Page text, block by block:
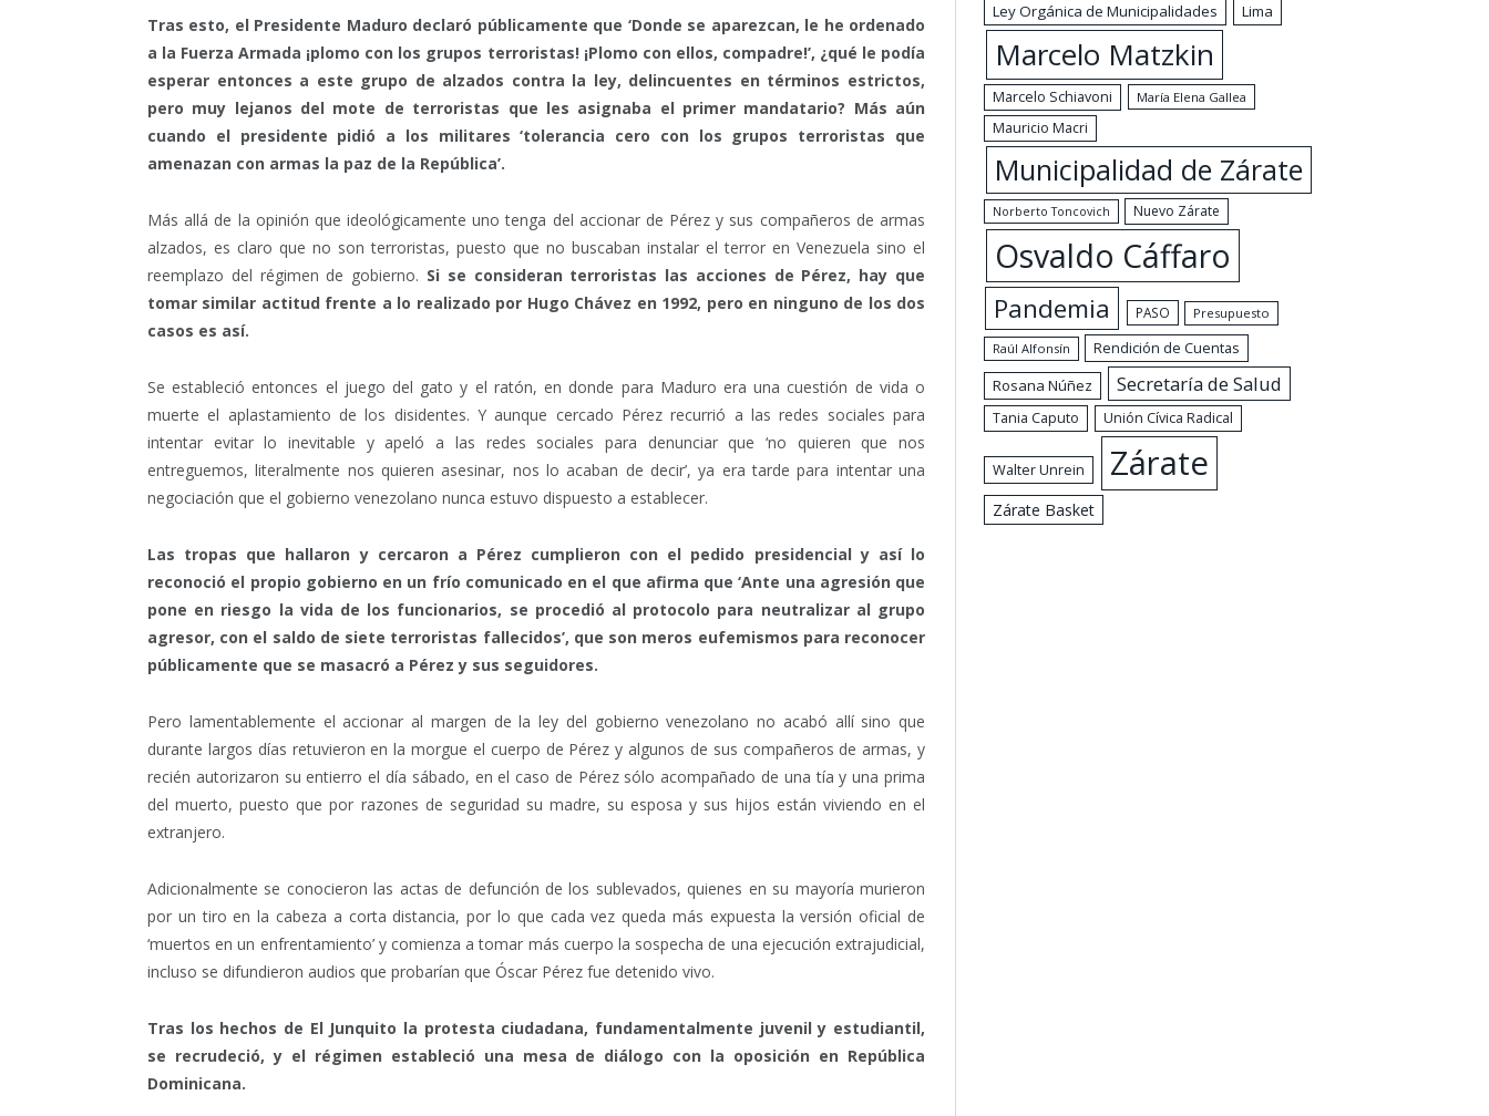
Tras esto, el Presidente Maduro declaró públicamente que ‘Donde se aparezcan, le he ordenado
a la Fuerza Armada ¡plomo con los grupos terroristas! ¡Plomo con ellos, compadre!’, ¿qué le podía
esperar entonces a este grupo de alzados contra la ley, delincuentes en términos estrictos,
pero muy lejanos del mote de terroristas que les asignaba el primer mandatario? Más aún
cuando el presidente pidió a los militares ‘tolerancia cero con los grupos terroristas que
amenazan con armas la paz de la República’.
Más allá de la opinión que ideológicamente uno tenga del accionar de Pérez y sus compañeros de armas
alzados, es claro que no son terroristas, puesto que no buscaban instalar el terror en Venezuela sino el
reemplazo del régimen de gobierno. Si se consideran terroristas las acciones de Pérez, hay que
tomar similar actitud frente a lo realizado por Hugo Chávez en 1992, pero en ninguno de los dos
casos es así.
Se estableció entonces el juego del gato y el ratón, en donde para Maduro era una cuestión de vida o
muerte el aplastamiento de los disidentes. Y aunque cercado Pérez recurrió a las redes sociales para
intentar evitar lo inevitable y apeló a las redes sociales para denunciar que ‘no quieren que nos
entreguemos, literalmente nos quieren asesinar, nos lo acaban de decir’, ya era tarde para intentar una
negociación que el gobierno venezolano nunca estuvo dispuesto a establecer.
Las tropas que hallaron y cercaron a Pérez cumplieron con el pedido presidencial y así lo
reconoció el propio gobierno en un frío comunicado en el que afirma que ‘Ante una agresión que
pone en riesgo la vida de los funcionarios, se procedió al protocolo para neutralizar al grupo
agresor, con el saldo de siete terroristas fallecidos’, que son meros eufemismos para reconocer
públicamente que se masacró a Pérez y sus seguidores.
Pero lamentablemente el accionar al margen de la ley del gobierno venezolano no acabó allí sino que
durante largos días retuvieron en la morgue el cuerpo de Pérez y algunos de sus compañeros de armas, y
recién autorizaron su entierro el día sábado, en el caso de Pérez sólo acompañado de una tía y una prima
del muerto, puesto que por razones de seguridad su madre, su esposa y sus hijos están viviendo en el
extranjero.
Adicionalmente se conocieron las actas de defunción de los sublevados, quienes en su mayoría murieron
por un tiro en la cabeza a corta distancia, por lo que cada vez queda más expuesta la versión oficial de
‘muertos en un enfrentamiento’ y comienza a tomar más cuerpo la sospecha de una ejecución extrajudicial,
incluso se difundieron audios que probarían que Óscar Pérez fue detenido vivo.
Tras los hechos de El Junquito la protesta ciudadana, fundamentalmente juvenil y estudiantil,
se recrudeció, y el régimen estableció una mesa de diálogo con la oposición en República
Dominicana.
Ley Orgánica de Municipalidades Lima
Marcelo Matzkin
Marcelo Schiavoni María Elena Gallea
Mauricio Macri
Municipalidad de Zárate
Norberto Toncovich Nuevo Zárate
Osvaldo Cáffaro
Pandemia PASO Presupuesto
Raúl Alfonsín
Rendición de Cuentas
Rosana Núñez
Secretaría de Salud
Tania Caputo Unión Cívica Radical
Walter Unrein Zárate
Zárate Basket